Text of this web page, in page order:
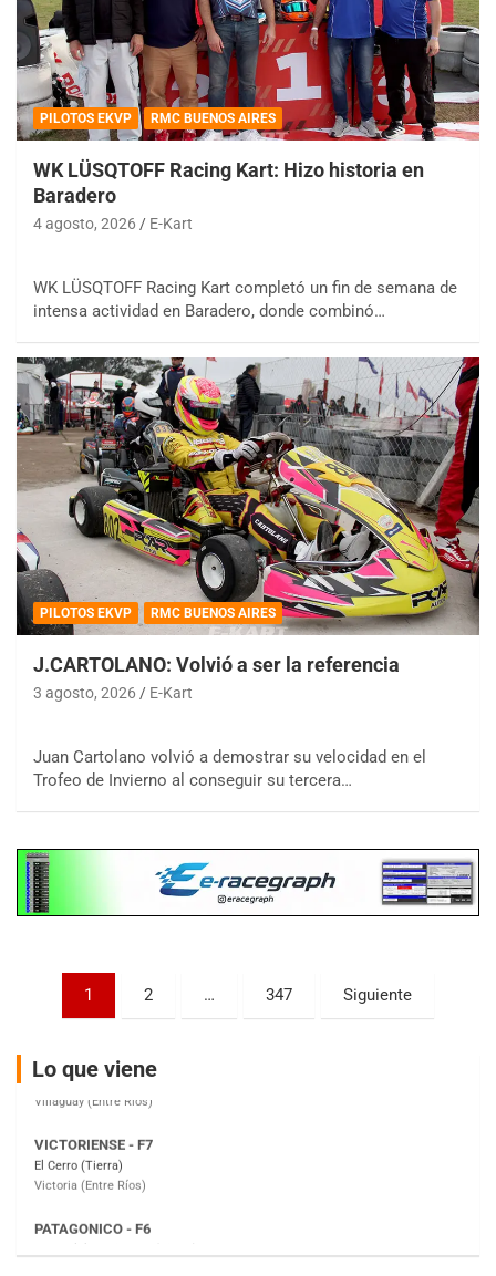
PILOTOS EKVP RMC BUENOS AIRES
WK LÜSQTOFF Racing Kart: Hizo historia en
Baradero
4 agosto, 2026 E-Kart
WK LÜSQTOFF Racing Kart completó un fin de semana de
intensa actividad en Baradero, donde combinó…
PILOTOS EKVP RMC BUENOS AIRES
J.CARTOLANO: Volvió a ser la referencia
3 agosto, 2026 E-Kart
Juan Cartolano volvió a demostrar su velocidad en el
Trofeo de Invierno al conseguir su tercera…
Paginación
entradas
1 2 … 347 Siguiente
Lo que viene
08/09-AGO
IAME SERIES ARGENTINA 6
Ramiro Tot (Asfalto)
KDO - F6
Ciudad de Trenque Lauquen (Asfalto)
Trenque Lauquen (Buenos Aires)
Villaguay (Entre Ríos)
El Cerro (Tierra)
Victoria (Entre Ríos)
Moto Club Reginense (Tierra)
Gral. E. Godoy (Río Negro)
Juventud Unida (Tierra)
Humboldt (Santa Fe)